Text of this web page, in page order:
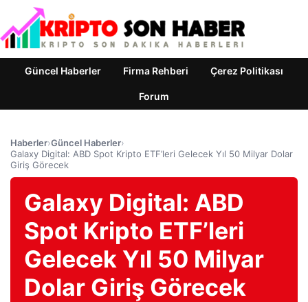
Güncel Haberler Firma Rehberi Çerez Politikası
Forum
Haberler›Güncel Haberler›
Galaxy Digital: ABD Spot Kripto ETF’leri Gelecek Yıl 50 Milyar Dolar
Giriş Görecek
Galaxy Digital: ABD
Spot Kripto ETF’leri
Gelecek Yıl 50 Milyar
Dolar Giriş Görecek